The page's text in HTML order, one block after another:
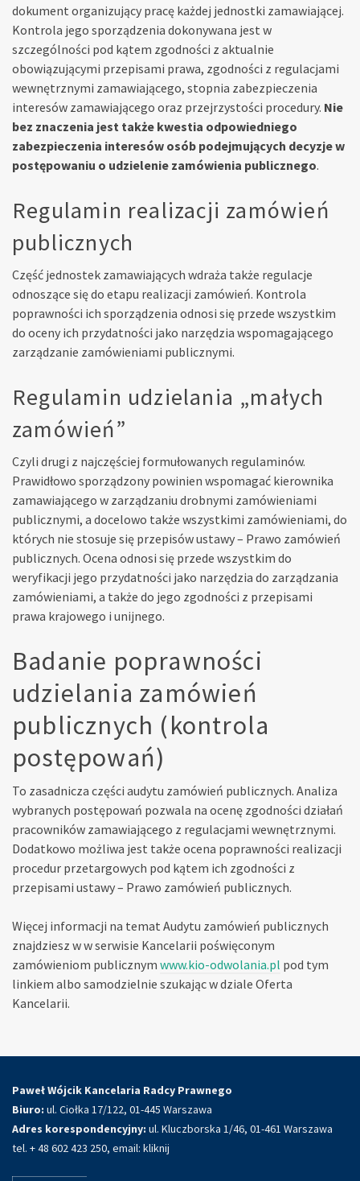
dokument organizujący pracę każdej jednostki zamawiającej.
Kontrola jego sporządzenia dokonywana jest w
szczególności pod kątem zgodności z aktualnie
obowiązującymi przepisami prawa, zgodności z regulacjami
wewnętrznymi zamawiającego, stopnia zabezpieczenia
interesów zamawiającego oraz przejrzystości procedury. Nie
bez znaczenia jest także kwestia odpowiedniego
zabezpieczenia interesów osób podejmujących decyzje w
postępowaniu o udzielenie zamówienia publicznego.
Regulamin realizacji zamówień
publicznych
Część jednostek zamawiających wdraża także regulacje
odnoszące się do etapu realizacji zamówień. Kontrola
poprawności ich sporządzenia odnosi się przede wszystkim
do oceny ich przydatności jako narzędzia wspomagającego
zarządzanie zamówieniami publicznymi.
Regulamin udzielania „małych
zamówień”
Czyli drugi z najczęściej formułowanych regulaminów.
Prawidłowo sporządzony powinien wspomagać kierownika
zamawiającego w zarządzaniu drobnymi zamówieniami
publicznymi, a docelowo także wszystkimi zamówieniami, do
których nie stosuje się przepisów ustawy – Prawo zamówień
publicznych. Ocena odnosi się przede wszystkim do
weryfikacji jego przydatności jako narzędzia do zarządzania
zamówieniami, a także do jego zgodności z przepisami
prawa krajowego i unijnego.
Badanie poprawności
udzielania zamówień
publicznych (kontrola
postępowań)
To zasadnicza części audytu zamówień publicznych. Analiza
wybranych postępowań pozwala na ocenę zgodności działań
pracowników zamawiającego z regulacjami wewnętrznymi.
Dodatkowo możliwa jest także ocena poprawności realizacji
procedur przetargowych pod kątem ich zgodności z
przepisami ustawy – Prawo zamówień publicznych.
Więcej informacji na temat Audytu zamówień publicznych
znajdziesz w w serwisie Kancelarii poświęconym
zamówieniom publicznym www.kio-odwolania.pl pod tym
linkiem albo samodzielnie szukając w dziale Oferta
Kancelarii.
Paweł Wójcik Kancelaria Radcy Prawnego
Biuro: ul. Ciołka 17/122, 01-445 Warszawa
Adres korespondencyjny: ul. Kluczborska 1/46, 01-461 Warszawa
tel. + 48 602 423 250, email: kliknij